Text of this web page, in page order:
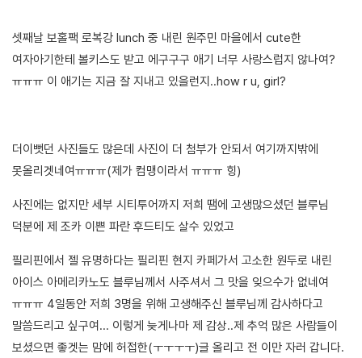
셋째날 보홀팩 로복강 lunch 중 내린 원주민 마을에서 cute한
여자아기한테 볼키스도 받고 에구구구 애기 너무 사랑스럽지 않나여?
ㅠㅠㅠ 이 애기는 지금 잘 지내고 있을런지..how r u, girl?
더이뻣던 사진들도 많은데 사진이 더 첨부가 안되서 여기까지밖에
못올리겟네여ㅠㅠㅠ(제가 컴맹이라서 ㅠㅠㅠ 힝)
사진에는 없지만 세부 시티투어까지 저희 땜에 고생많으셨던 블루님
덕분에 제 조카 이쁜 파란 후드티도 살수 있었고
필리핀에서 젤 유명하다는 필리핀 현지 카페가서 고소한 원두로 내린
아이스 아메리카노도 블루님께서 사주셔서 그 맛을 잊으수가 없네여
ㅠㅠㅠ 4일동안 저희 3명을 위해 고생해주신 블루님께 감사하다고
말씀드리고 싶구여... 이렇게 늦게나마 제 감상..제 추억 많은 사람들이
보셨으면 좋겟는 맘에 허접한(ㅜㅜㅜㅜ)글 올리고 전 이만 자러 갑니다.